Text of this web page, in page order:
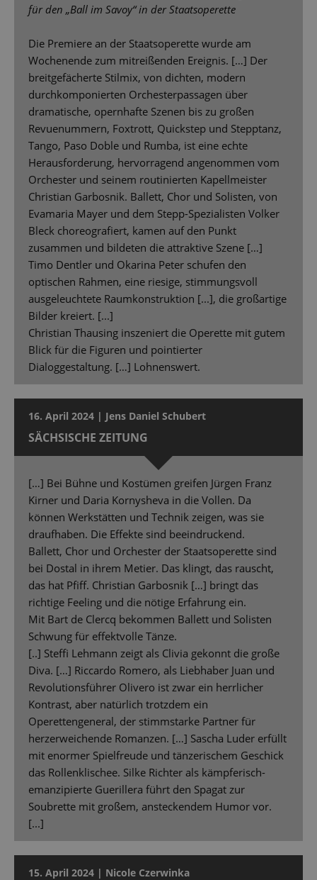
für den „Ball im Savoy“ in der Staatsoperette
Die Premiere an der Staatsoperette wurde am
Wochenende zum mitreißenden Ereignis. […] Der
breitgefächerte Stilmix, von dichten, modern
durchkomponierten Orchesterpassagen über
dramatische, opernhafte Szenen bis zu großen
Revuenummern, Foxtrott, Quickstep und Stepptanz,
Tango, Paso Doble und Rumba, ist eine echte
Herausforderung, hervorragend angenommen vom
Orchester und seinem routinierten Kapellmeister
Christian Garbosnik. Ballett, Chor und Solisten, von
Evamaria Mayer und dem Stepp-Spezialisten Volker
Bleck choreografiert, kamen auf den Punkt
zusammen und bildeten die attraktive Szene […]
Timo Dentler und Okarina Peter schufen den
optischen Rahmen, eine riesige, stimmungsvoll
ausgeleuchtete Raumkonstruktion [...], die großartige
Bilder kreiert. [...]
Christian Thausing inszeniert die Operette mit gutem
Blick für die Figuren und pointierter
Dialoggestaltung. […] Lohnenswert.
16. April 2024 | Jens Daniel Schubert
SÄCHSISCHE ZEITUNG
[…] Bei Bühne und Kostümen greifen Jürgen Franz
Kirner und Daria Kornysheva in die Vollen. Da
können Werkstätten und Technik zeigen, was sie
draufhaben. Die Effekte sind beeindruckend.
Ballett, Chor und Orchester der Staatsoperette sind
bei Dostal in ihrem Metier. Das klingt, das rauscht,
das hat Pfiff. Christian Garbosnik […] bringt das
richtige Feeling und die nötige Erfahrung ein.
Mit Bart de Clercq bekommen Ballett und Solisten
Schwung für effektvolle Tänze.
[..] Steffi Lehmann zeigt als Clivia gekonnt die große
Diva. […] Riccardo Romero, als Liebhaber Juan und
Revolutionsführer Olivero ist zwar ein herrlicher
Kontrast, aber natürlich trotzdem ein
Operettengeneral, der stimmstarke Partner für
herzerweichende Romanzen. […] Sascha Luder erfüllt
mit enormer Spielfreude und tänzerischem Geschick
das Rollenklischee. Silke Richter als kämpferisch-
emanzipierte Guerillera führt den Spagat zur
Soubrette mit großem, ansteckendem Humor vor.
[...]
15. April 2024 | Nicole Czerwinka